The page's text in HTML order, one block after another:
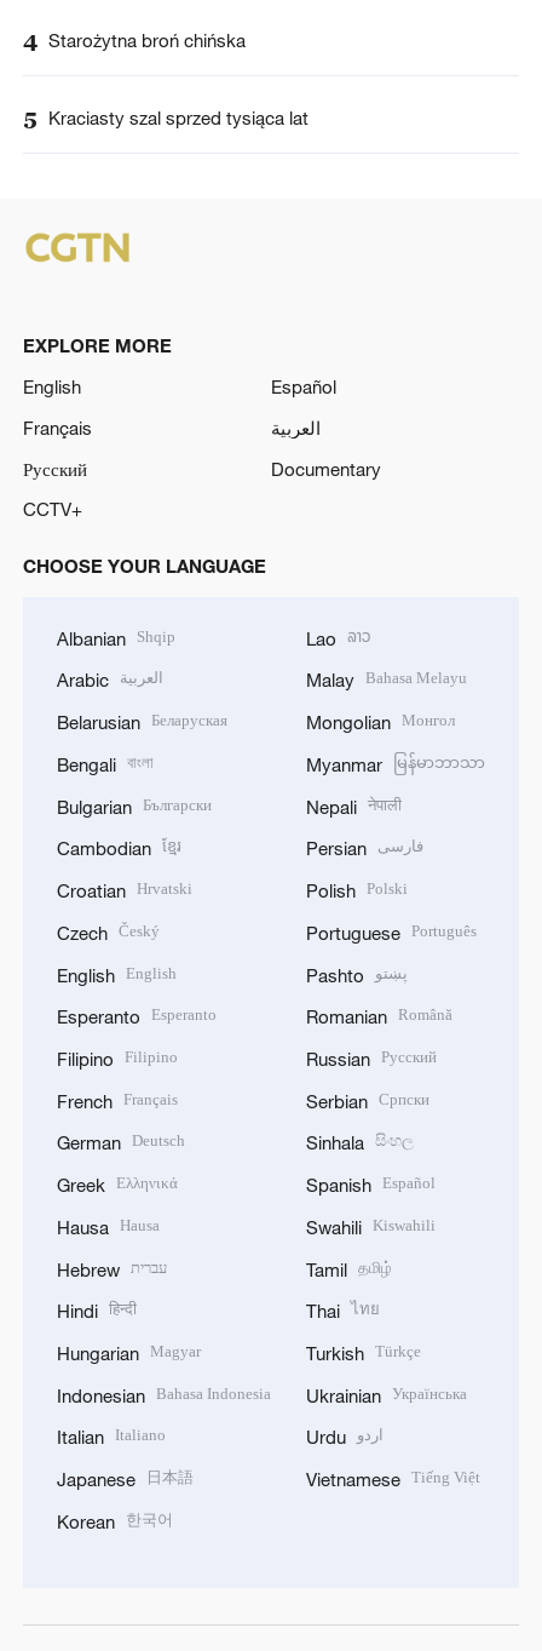
4 Starożytna broń chińska
5 Kraciasty szal sprzed tysiąca lat
EXPLORE MORE
English
Español
Français
العربية
Русский
Documentary
CCTV+
CHOOSE YOUR LANGUAGE
Albanian Shqip
Arabic العربية
Belarusian Беларуская
Bengali বাংলা
Bulgarian Български
Cambodian ខ្មែរ
Croatian Hrvatski
Czech Český
English English
Esperanto Esperanto
Filipino Filipino
French Français
German Deutsch
Greek Ελληνικά
Hausa Hausa
Hebrew עברית
Hindi हिन्दी
Hungarian Magyar
Indonesian Bahasa Indonesia
Italian Italiano
Japanese 日本語
Korean 한국어
Lao ລາວ
Malay Bahasa Melayu
Mongolian Монгол
Myanmar မြန်မာဘာသာ
Nepali नेपाली
Persian فارسی
Polish Polski
Portuguese Português
Pashto پښتو
Romanian Română
Russian Русский
Serbian Српски
Sinhala සිංහල
Spanish Español
Swahili Kiswahili
Tamil தமிழ்
Thai ไทย
Turkish Türkçe
Ukrainian Українська
Urdu اردو
Vietnamese Tiếng Việt